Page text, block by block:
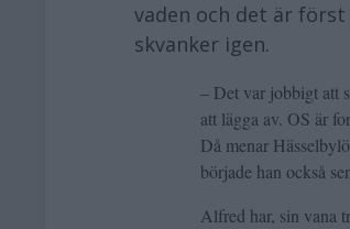
vaden och det är
skvanker igen.
– Det var jobbigt att
att lägga av. OS är
Då menar
började han också
Alfred har, sin vana